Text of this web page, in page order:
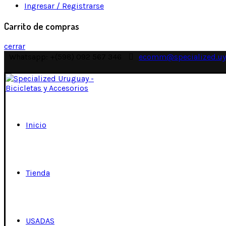
Ingresar / Registrarse
Carrito de compras
cerrar
ecomm@specialized.uy
Inicio
Tienda
USADAS